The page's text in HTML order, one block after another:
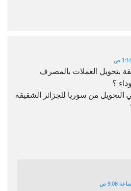
بتحويل العملات بالمصرف
؟
التحويل من سوريا للجزائر الشقيقة